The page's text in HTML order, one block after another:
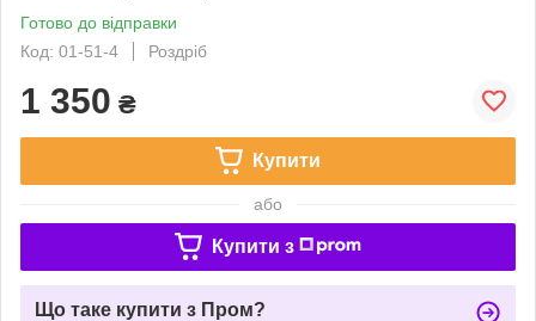
Готово до відправки
Код: 01-51-4
Роздріб
1 350 ₴
Купити
або
Купити з
Що таке купити з Пром?